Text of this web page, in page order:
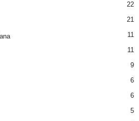
22
21
11
11
9
6
6
5